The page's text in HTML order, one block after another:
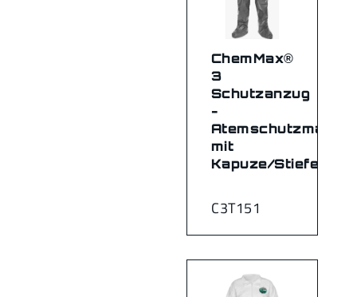
C3T151
ChemMax®
3
Schutzanzug
-
Atemschutzmaske
mit
Kapuze/Stiefel